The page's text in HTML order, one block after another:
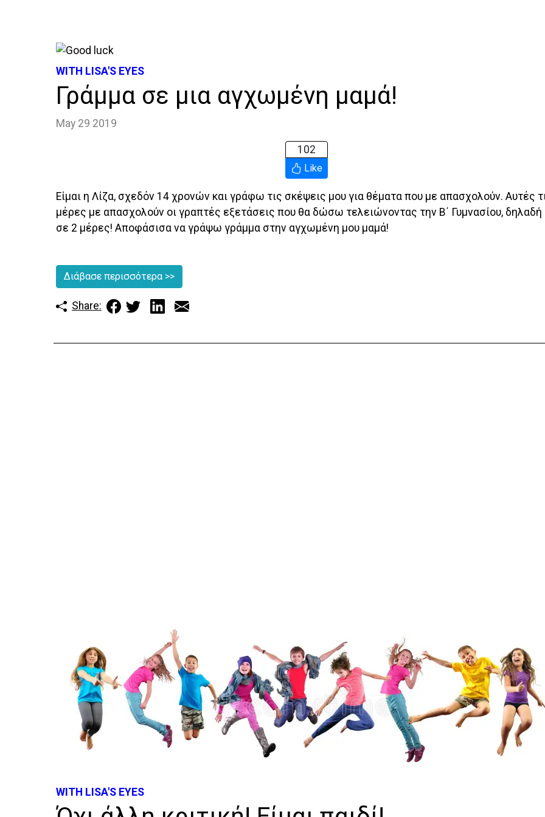
WITH LISA'S EYES
Γράμμα σε μια αγχωμένη μαμά!
May 29 2019
102
Like
Είμαι η Λίζα, σχεδόν 14 χρονών και γράφω τις σκέψεις μου για θέματα που με απασχολούν. Αυτές
μέρες με απασχολούν οι γραπτές εξετάσεις που θα δώσω τελειώνοντας την B΄ Γυμνασίου, δηλαδή
σε 2 μέρες! Αποφάσισα να γράψω γράμμα στην αγχωμένη μου μαμά!
Διάβασε περισσότερα >>
Share:
WITH LISA'S EYES